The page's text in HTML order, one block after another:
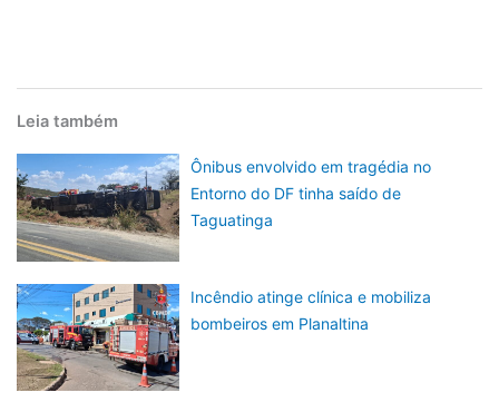
Leia também
Ônibus envolvido em tragédia no
Entorno do DF tinha saído de
Taguatinga
Incêndio atinge clínica e mobiliza
bombeiros em Planaltina